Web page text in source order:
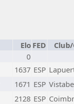
Elo FED
0
1637 ESP
1671 ESP
2128 ESP